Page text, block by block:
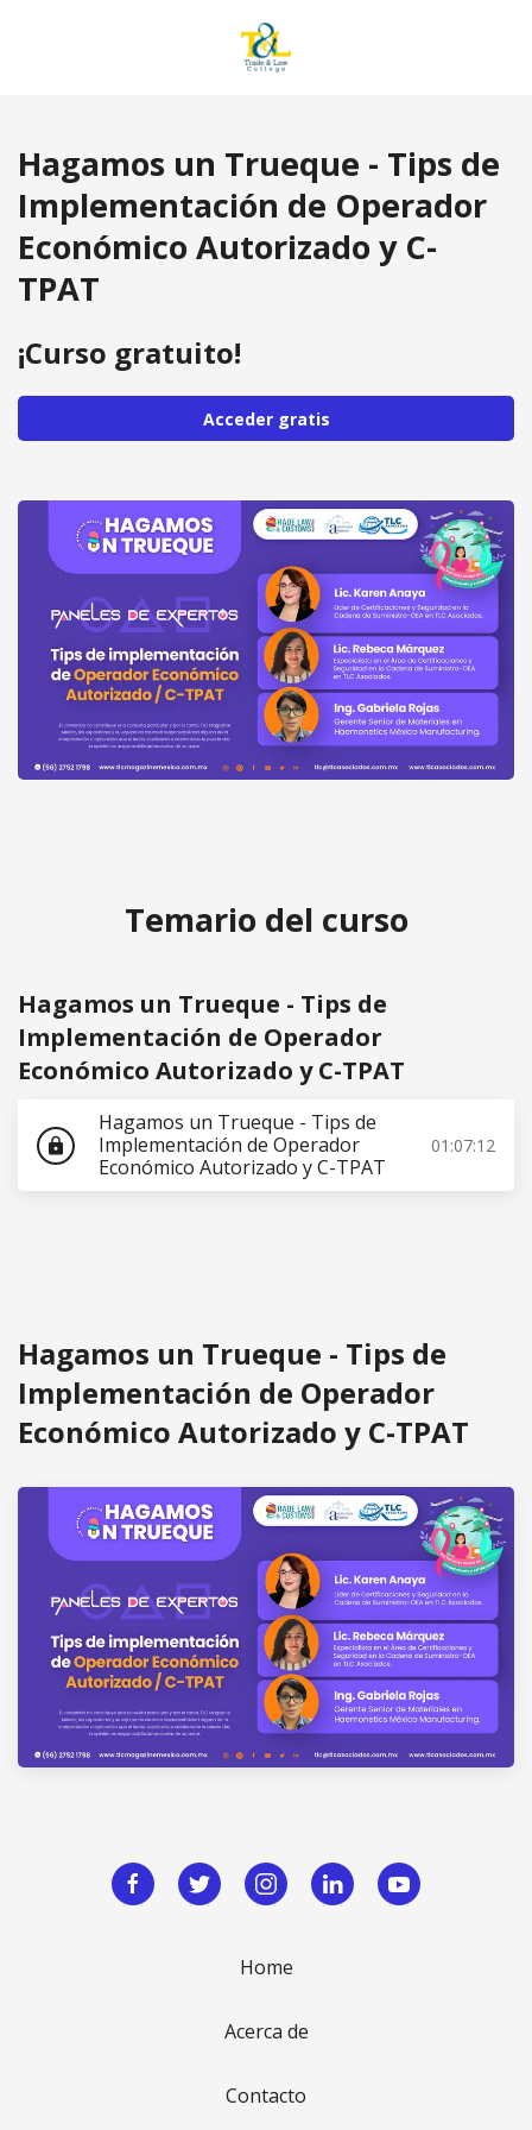
Hagamos un Trueque - Tips de
Implementación de Operador
Económico Autorizado y C-
TPAT
¡Curso gratuito!
Acceder gratis
Temario del curso
Hagamos un Trueque - Tips de
Implementación de Operador
Económico Autorizado y C-TPAT
lock
Hagamos un Trueque - Tips de
Implementación de Operador
Económico Autorizado y C-TPAT
01:07:12
Hagamos un Trueque - Tips de
Implementación de Operador
Económico Autorizado y C-TPAT
Home
Acerca de
Contacto